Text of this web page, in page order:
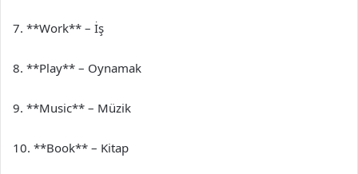
7. **Work** – İş
8. **Play** – Oynamak
9. **Music** – Müzik
10. **Book** – Kitap